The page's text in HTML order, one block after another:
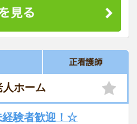
正看護師
人ホーム
験者歓迎！☆